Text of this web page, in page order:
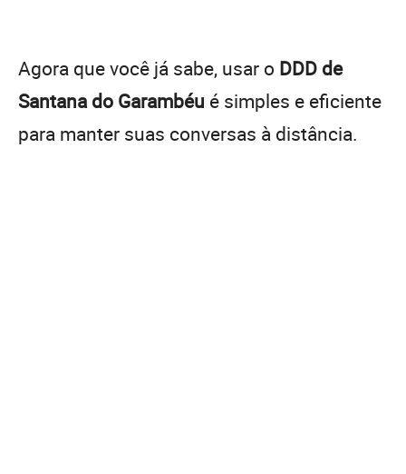
Agora que você já sabe, usar o DDD de
Santana do Garambéu é simples e eficiente
para manter suas conversas à distância.